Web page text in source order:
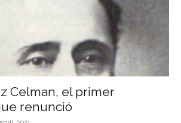
Celman, el primer
renunció